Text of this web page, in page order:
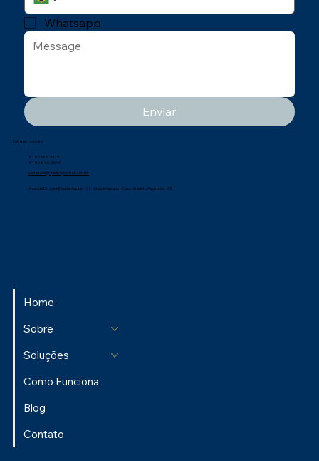
Whatsapp
Enviar
Home
Sobre
Soluções
Como Funciona
Blog
Contato
Entre em contato
81 98958-3413
81 98846-3837
comercial@qualisegconsult.com.br
Avenida Dr. José Duarte Aguiar, 131 - Cidade Garapu - Cabo de Santo Agostinho - PE